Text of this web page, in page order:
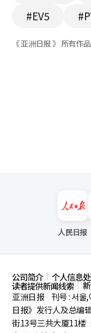
#EV5
《 亚洲日报 》 所有作
人民日报
公司简介 个人信息
读者提供新闻线索
亚洲日报
刊号 : 서울
日报》发行人及总编
街13号三共大厦11楼